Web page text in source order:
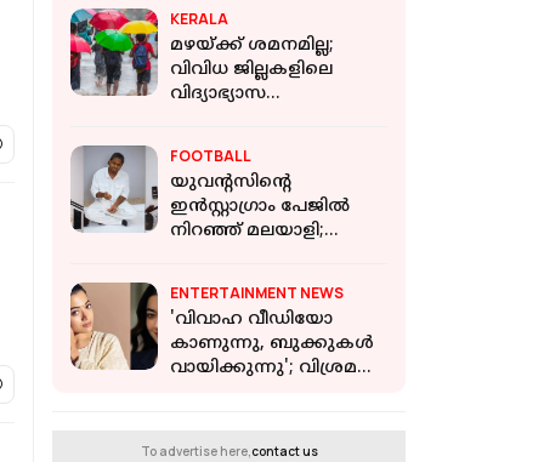
KERALA
മഴയ്ക്ക് ശമനമില്ല;
വിവിധ ജില്ലകളിലെ
വിദ്യാഭ്യാസ
FOOTBALL
യുവന്റസിന്റെ
ഇൻസ്റ്റാഗ്രാം പേജില്‍
നിറഞ്ഞ് മലയാളി;
ENTERTAINMENT NEWS
'വിവാഹ വീഡിയോ
കാണുന്നു, ബുക്കുകള്‍
വായിക്കുന്നു'; വിശ്രമ
To advertise here,contact us